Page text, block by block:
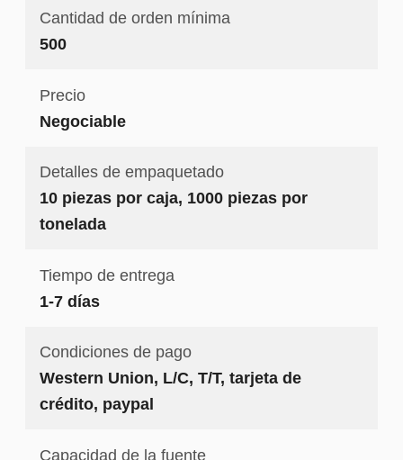
Cantidad de orden mínima
500
Precio
Negociable
Detalles de empaquetado
10 piezas por caja, 1000 piezas por
tonelada
Tiempo de entrega
1-7 días
Condiciones de pago
Western Union, L/C, T/T, tarjeta de
crédito, paypal
Capacidad de la fuente